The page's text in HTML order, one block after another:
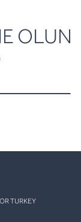
OLUN
TURKEY